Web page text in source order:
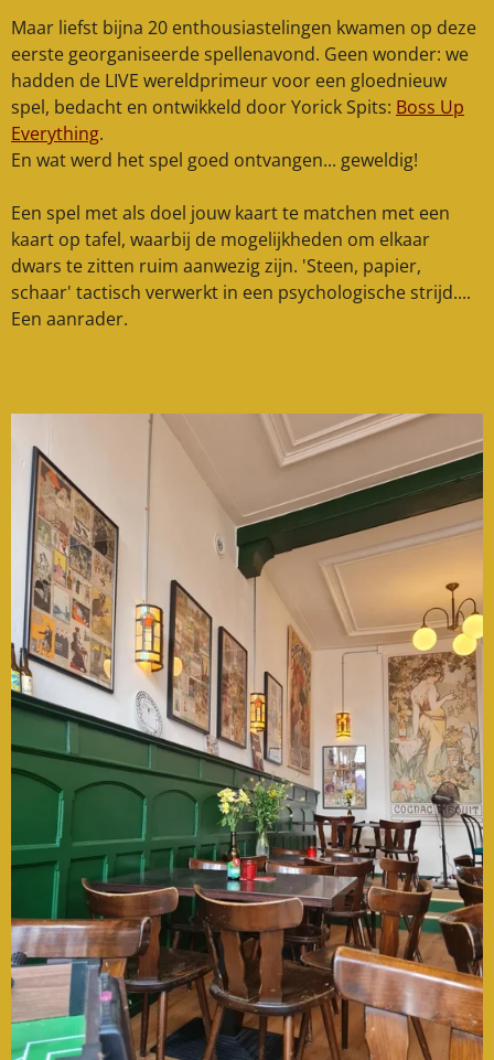
Maar liefst bijna 20 enthousiastelingen kwamen op deze
eerste georganiseerde spellenavond. Geen wonder: we
hadden de LIVE wereldprimeur voor een gloednieuw
spel, bedacht en ontwikkeld door Yorick Spits: Boss Up
Everything.
En wat werd het spel goed ontvangen... geweldig!
Een spel met als doel jouw kaart te matchen met een
kaart op tafel, waarbij de mogelijkheden om elkaar
dwars te zitten ruim aanwezig zijn. 'Steen, papier,
schaar' tactisch verwerkt in een psychologische strijd....
Een aanrader.